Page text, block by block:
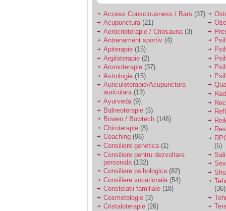
Access Consciousness / Bars (37)
Acupunctura(21)
Aerocrioterapie / Criosauna (3)
Antrenament sportiv (4)
Apiterapie (15)
Argiloterapie (2)
Aromoterapie (37)
Astrologie (15)
Auriculoterapie/Acupunctura
auriculara(13)
Ayurveda (9)
Balneoterapie (5)
Bowen / Bowtech (146)
Chiroterapie (8)
Coaching (96)
Consiliere genetica (1)
Consiliere pentru dezvoltare
personala (132)
Consiliere psihologica(82)
Consiliere vocationala (54)
Constelatii familiale (18)
Cosmetologie (3)
Cristaloterapie (26)
(5)
(36)